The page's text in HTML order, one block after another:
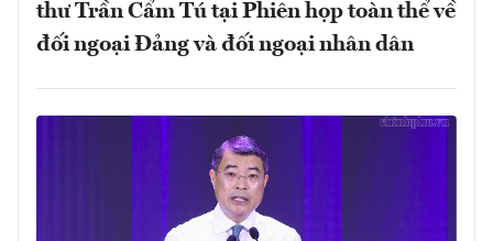
thư Trần Cẩm Tú tại Phiên họp toàn thể về
đối ngoại Đảng và đối ngoại nhân dân